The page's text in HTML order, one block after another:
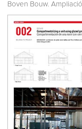
Boven Bouw.